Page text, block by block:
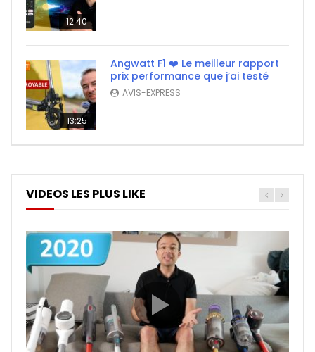
12:40
13:25
Angwatt F1 ❤️ Le meilleur rapport
prix performance que j’ai testé
AVIS-EXPRESS
VIDEOS LES PLUS LIKE